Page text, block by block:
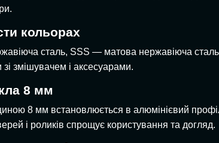
кольорах
сталь, SSS — матова нержавіюча
змішувачем і аксесуарами.
8 мм
8 мм встановлюється в алюмінієвий
і роликів спрощує користування та догляд.